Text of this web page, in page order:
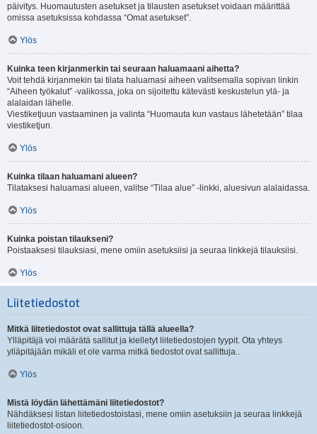
päivitys. Huomautusten asetukset ja tilausten asetukset voidaan määrittää
omissa asetuksissa kohdassa “Omat asetukset”.
Ylös
Kuinka teen kirjanmerkin tai seuraan haluamaani aihetta?
Voit tehdä kirjanmekin tai tilata haluamasi aiheen valitsemalla sopivan linkin
“Aiheen työkalut” -valikossa, joka on sijoitettu kätevästi keskustelun ylä- ja
alalaidan lähelle.
Viestiketjuun vastaaminen ja valinta “Huomauta kun vastaus lähetetään” tilaa
viestiketjun.
Ylös
Kuinka tilaan haluamani alueen?
Tilataksesi haluamasi alueen, valitse “Tilaa alue” -linkki, aluesivun alalaidassa.
Ylös
Kuinka poistan tilaukseni?
Poistaaksesi tilauksiasi, mene omiin asetuksiisi ja seuraa linkkejä tilauksiisi.
Ylös
Liitetiedostot
Mitkä liitetiedostot ovat sallittuja tällä alueella?
Ylläpitäjä voi määrätä sallitut ja kielletyt liitetiedostojen tyypit. Ota yhteys
ylläpitäjään mikäli et ole varma mitkä tiedostot ovat sallittuja..
Ylös
Mistä löydän lähettämäni liitetiedostot?
Nähdäksesi listan liitetiedostoistasi, mene omiin asetuksiin ja seuraa linkkejä
liitetiedostot-osioon.